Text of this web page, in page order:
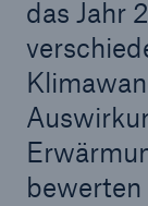
das Jahr